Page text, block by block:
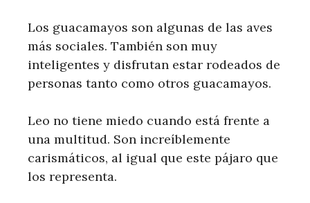
Los guacamayos son algunas de las aves
más sociales. También son muy
inteligentes y disfrutan estar rodeados de
personas tanto como otros guacamayos.
Leo no tiene miedo cuando está frente a
una multitud. Son increíblemente
carismáticos, al igual que este pájaro que
los representa.